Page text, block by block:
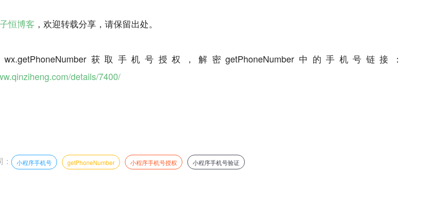
恒博客 ，欢迎转载分享，请保留出处。
获取手机号授权，解密getPhoneNumber中的手机号链接：
details/7400/
小程序手机号 getPhoneNumber 小程序手机号授权 小程序手机号验证